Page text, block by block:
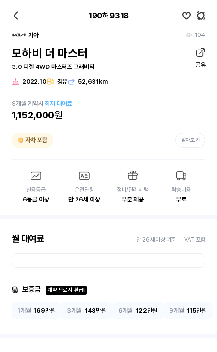
190허9318
기아 104
모하비 더 마스터
3.0 디젤 4WD 마스터즈 그래비티 공유
2022.10 경유 52,631km
9개월 계약시최저 대여료
1,152,000원
자차 포함 알아보기
신용등급
6등급 이상
운전연령
만 26세 이상
정비/관리 혜택
부분 제공
탁송비용
무료
월 대여료 만 26세 이상 기준 VAT 포함
보증금 계약 만료시 환급!
1개월 169만원 3개월 148만원 6개월 122만원 9개월 115만원